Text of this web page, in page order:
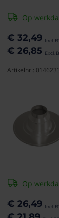
€ 32,49
€ 26,85
Op
Artikelnr.:
€ 26,49
Op